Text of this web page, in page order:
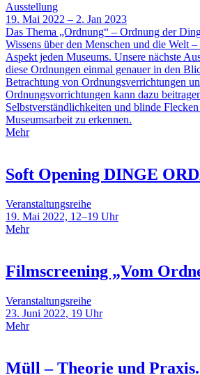
Ausstellung
19. Mai 2022 – 2. Jan 2023
Das Thema „Ordnung“ – Ordnung der
Wissens über den Menschen und die Welt
Aspekt jeden Museums. Unsere nächste
diese Ordnungen einmal genauer in den
Betrachtung von Ordnungsverrichtungen
Ordnungsvorrichtungen kann dazu
Selbstverständlichkeiten und blinde
Museumsarbeit zu erkennen.
Mehr
Soft Opening DINGE
Veranstaltungsreihe
19. Mai 2022, 12–19 Uhr
Mehr
Filmscreening „Vom
Veranstaltungsreihe
23. Juni 2022, 19 Uhr
Mehr
Müll – Theorie und